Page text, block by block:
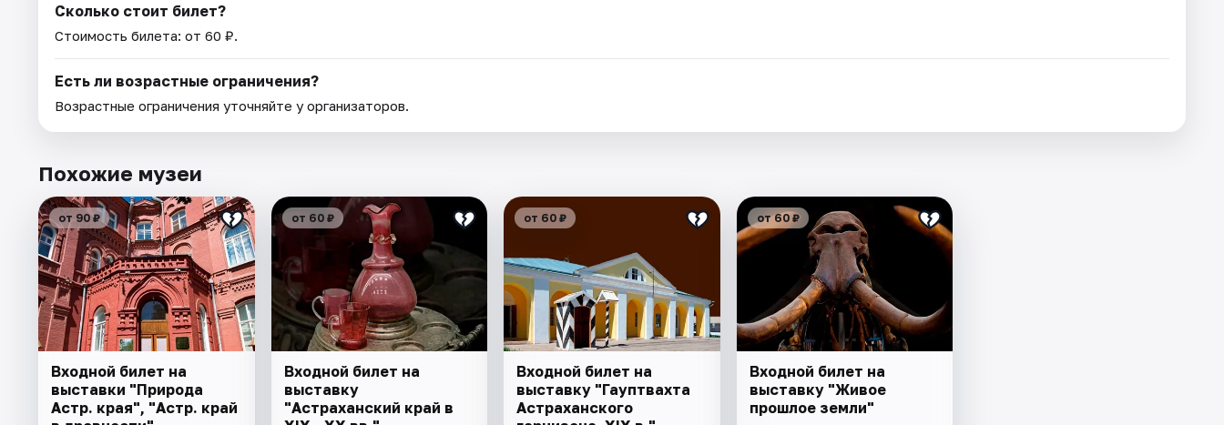
Сколько стоит билет?
Стоимость билета: от 60 ₽.
Есть ли возрастные ограничения?
Возрастные ограничения уточняйте у организаторов.
Похожие музеи
от 90 ₽
Входной билет на
выставки "Природа
Астр. края", "Астр. край
от 60 ₽
Входной билет на
выставку
"Астраханский край в
от 60 ₽
Входной билет на
выставку "Гауптвахта
Астраханского
от 60 ₽
Входной билет на
выставку "Живое
прошлое земли"